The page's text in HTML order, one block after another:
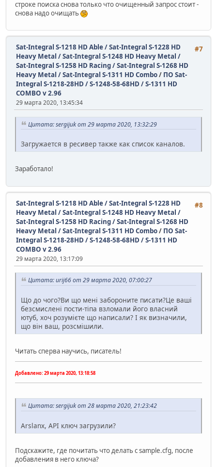
строке поиска снова только что очищенный запрос стоит -
снова надо очищать
#7
Sat-Integral S-1218 HD Able / Sat-Integral S-1228 HD
Heavy Metal / Sat-Integral S-1248 HD Heavy Metal /
Sat-Integral S-1258 HD Racing / Sat-Integral S-1268 HD
Heavy Metal / Sat-Integral S-1311 HD Combo/ ПО Sat-
Integral S-1218-28HD / S-1248-58-68HD / S-1311 HD
COMBO v 2.96
29 марта 2020, 13:45:34
Цитата: sergijuk от 29 марта 2020, 13:32:29
Загружается в ресивер также как список каналов.
Заработало!
#8
Sat-Integral S-1218 HD Able / Sat-Integral S-1228 HD
Heavy Metal / Sat-Integral S-1248 HD Heavy Metal /
Sat-Integral S-1258 HD Racing / Sat-Integral S-1268 HD
Heavy Metal / Sat-Integral S-1311 HD Combo/ ПО Sat-
Integral S-1218-28HD / S-1248-58-68HD / S-1311 HD
COMBO v 2.96
29 марта 2020, 13:17:09
Цитата: urij66 от 29 марта 2020, 07:00:27
Що до чого?Ви що мені забороните писати?Це ваші
безсмислені пости-тіпа взломали його власний
ютуб, хоч розумієте що написали? І як визначили,
що він ваш, розсмішили.
Читать сперва научись, писатель!
Добавлено: 29 марта 2020, 13:18:58
Цитата: sergijuk от 28 марта 2020, 21:23:42
Arslanx, API ключ загрузили?
Подскажите, где почитать что делать с sample.cfg, после
добавления в него ключа?